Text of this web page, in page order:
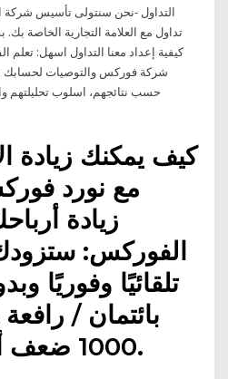
التداول -نحن سنتولى تأسيس
تداول مع العلامة التجارية الخاصة
كيفية إعداد معنا التداول اسهل:
شركة فوركس والتوصيات لحسابك
حسب نتائجهم، اسلوب تحليلتهم
كيف يمكنك زيادة
مع نورد
زيادة
الفوركس:
تلقائيًا وفوريًا
بائتمان /
1000 ضعف أموالك الخاصة.